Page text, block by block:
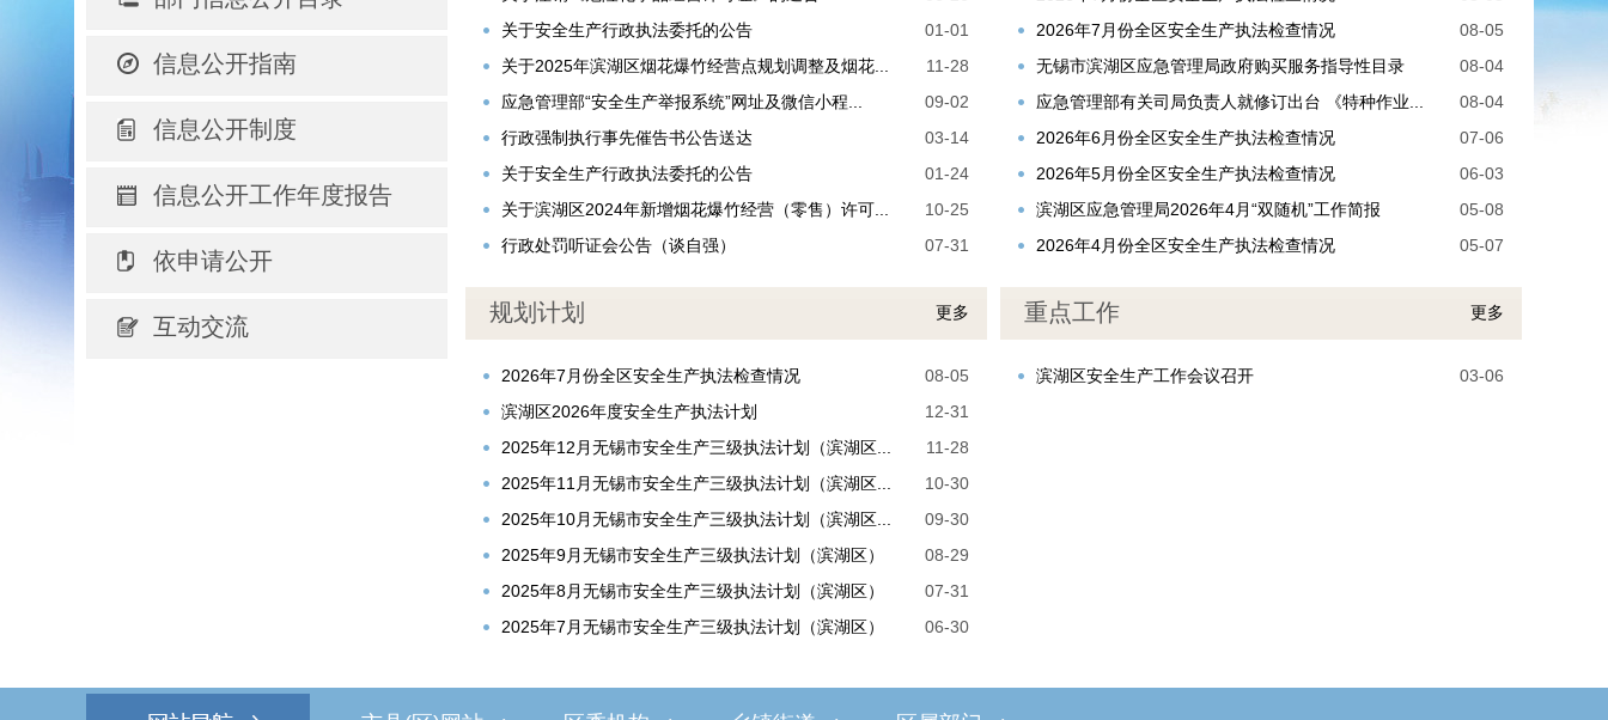
信息公开指南
信息公开制度
信息公开工作年度报告
依申请公开
互动交流
01-01
关于安全生产行政执法委托的公告
11-28
关于2025年滨湖区烟花爆竹经营点规划调整及烟花...
09-02
应急管理部“安全生产举报系统”网址及微信小程...
03-14
行政强制执行事先催告书公告送达
01-24
关于安全生产行政执法委托的公告
10-25
关于滨湖区2024年新增烟花爆竹经营（零售）许可...
07-31
行政处罚听证会公告（谈自强）
08-05
2026年7月份全区安全生产执法检查情况
08-04
无锡市滨湖区应急管理局政府购买服务指导性目录
08-04
应急管理部有关司局负责人就修订出台 《特种作业...
07-06
2026年6月份全区安全生产执法检查情况
06-03
2026年5月份全区安全生产执法检查情况
05-08
滨湖区应急管理局2026年4月“双随机”工作简报
05-07
2026年4月份全区安全生产执法检查情况
规划计划 更多
08-05
2026年7月份全区安全生产执法检查情况
12-31
滨湖区2026年度安全生产执法计划
11-28
2025年12月无锡市安全生产三级执法计划（滨湖区...
10-30
2025年11月无锡市安全生产三级执法计划（滨湖区...
09-30
2025年10月无锡市安全生产三级执法计划（滨湖区...
08-29
2025年9月无锡市安全生产三级执法计划（滨湖区）
07-31
2025年8月无锡市安全生产三级执法计划（滨湖区）
06-30
2025年7月无锡市安全生产三级执法计划（滨湖区）
重点工作 更多
03-06
滨湖区安全生产工作会议召开